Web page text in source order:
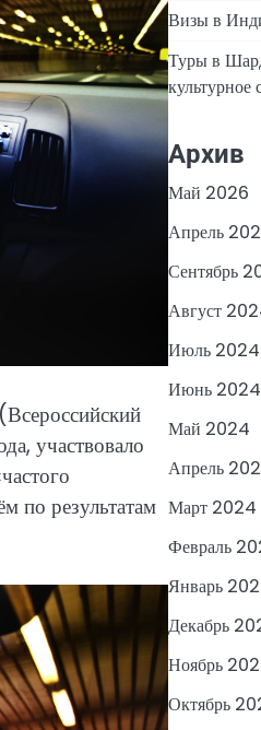
участвовало
по результатам
Визы в
Туры в
Архив
Май 2026
Апрель
Сентябрь
Август
Июль 2024
Июнь 2024
Май 2024
Апрель
Март 2024
Февраль
Январь
Декабрь
Ноябрь
Октябрь